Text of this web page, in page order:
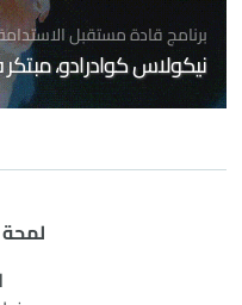
برنامج قادة مستقبل الاستدامة
نيكولاس كوادرادو،
لمحة